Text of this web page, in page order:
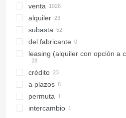
venta
alquiler
subasta
del fabricante
leasing (alquiler con opción a
crédito
a plazos
permuta
intercambio